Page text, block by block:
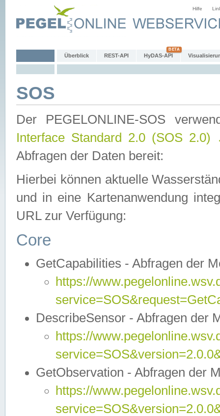
Hilfe
Überblick REST-API HyDAS-API
SOS
Der PEGELONLINE-SOS
Interface Standard 2.0 (SOS 2.0)
Abfragen der Daten bereit:
Hierbei können aktuelle
und in eine Kartenanwendung
URL zur Verfügung:
Core
GetCapabilities - Abfragen der
https://
DescribeSensor - Abfragen der
https://
GetObservation - Abfragen der
https://